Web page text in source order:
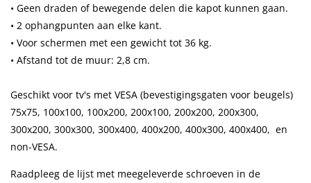
• Geen draden of bewegende delen die kapot kunnen gaan.
• 2 ophangpunten aan elke kant.
• Voor schermen met een gewicht tot 36 kg.
• Afstand tot de muur: 2,8 cm.
Geschikt voor tv's met VESA (bevestigingsgaten voor beugels)
75x75, 100x100, 100x200, 200x100, 200x200, 200x300,
300x200, 300x300, 300x400, 400x200, 400x300, 400x400, en
non-VESA.
Raadpleeg de lijst met meegeleverde schroeven in de